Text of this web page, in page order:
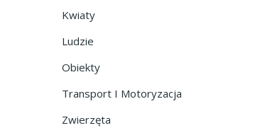
Kwiaty
Ludzie
Obiekty
Transport I Motoryzacja
Zwierzęta